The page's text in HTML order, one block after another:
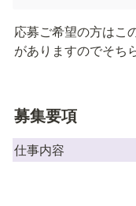
応募ご希望の方はこ
がありますのでそち
募集要項
仕事内容